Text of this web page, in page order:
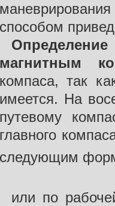
способом
магнитным
компаса, так
имеется. На
путевому
главного
следующим
или по